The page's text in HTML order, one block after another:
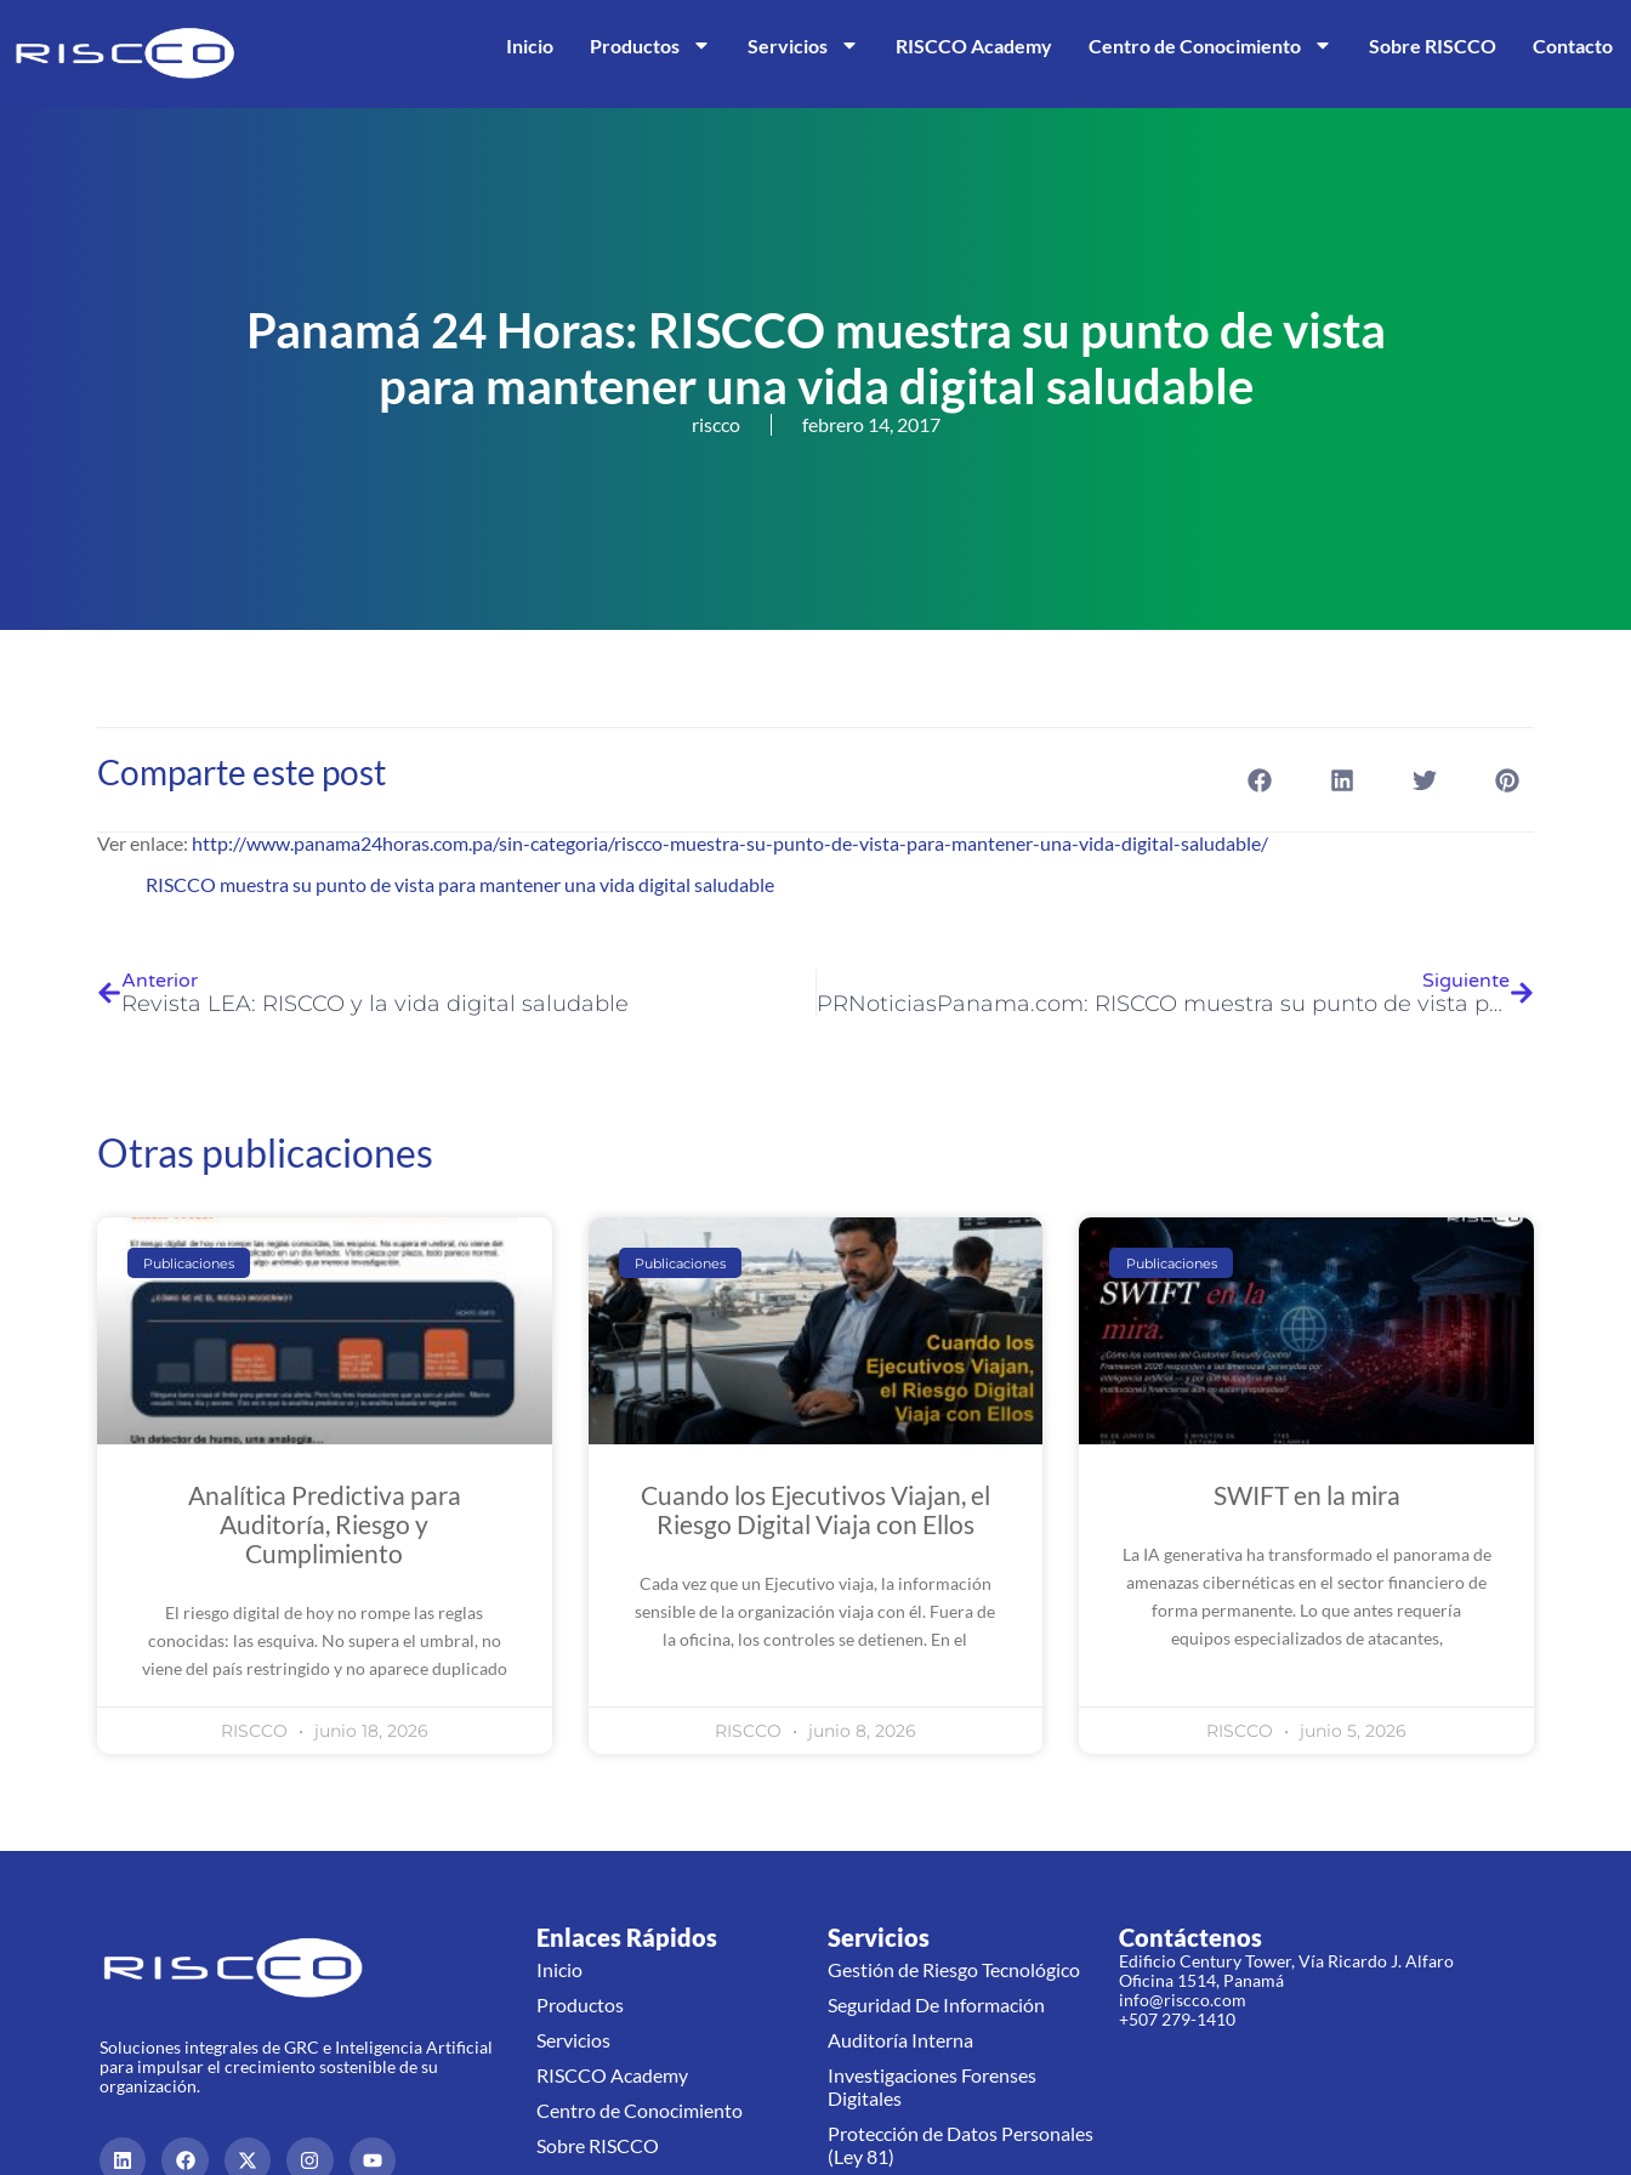
Inicio Productos Servicios RISCCO Academy Centro de Conocimiento Sobre RISCCO Contacto
Panamá 24 Horas: RISCCO muestra su punto de vista
para mantener una vida digital saludable
riscco febrero 14, 2017
Comparte este post
Ver enlace: http://www.panama24horas.com.pa/sin-categoria/riscco-muestra-su-punto-de-vista-para-mantener-una-vida-digital-saludable/
RISCCO muestra su punto de vista para mantener una vida digital saludable
Anterior
Revista LEA: RISCCO y la vida digital saludable
Siguiente
PRNoticiasPanama.com: RISCCO muestra su punto de vista para mantener una vida digital saludable
Otras publicaciones
Publicaciones
Analítica Predictiva para
Auditoría, Riesgo y
Cumplimiento
El riesgo digital de hoy no rompe las reglas
conocidas: las esquiva. No supera el umbral, no
viene del país restringido y no aparece duplicado
RISCCO junio 18, 2026
Publicaciones
Cuando los Ejecutivos Viajan, el
Riesgo Digital Viaja con Ellos
Cada vez que un Ejecutivo viaja, la información
sensible de la organización viaja con él. Fuera de
la oficina, los controles se detienen. En el
RISCCO junio 8, 2026
Publicaciones
SWIFT en la mira
La IA generativa ha transformado el panorama de
amenazas cibernéticas en el sector financiero de
forma permanente. Lo que antes requería
equipos especializados de atacantes,
RISCCO junio 5, 2026
Soluciones integrales de GRC e Inteligencia Artificial
para impulsar el crecimiento sostenible de su
organización.
Enlaces Rápidos
Inicio
Productos
Servicios
RISCCO Academy
Centro de Conocimiento
Sobre RISCCO
Servicios
Gestión de Riesgo Tecnológico
Seguridad De Información
Auditoría Interna
Investigaciones Forenses
Digitales
Protección de Datos Personales
(Ley 81)
Contáctenos
Edificio Century Tower, Vía Ricardo J. Alfaro
Oficina 1514, Panamá
info@riscco.com
+507 279-1410